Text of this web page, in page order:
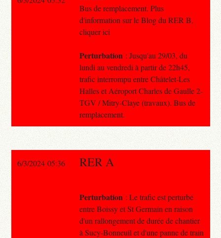
Bus de remplacement. Plus
d'information sur le Blog du RER B,
cliquer ici
Perturbation : Jusqu'au 29/03, du
lundi au vendredi à partir de 22h45,
trafic interrompu entre Châtelet-Les
Halles et Aéroport Charles de Gaulle 2-
TGV / Mitry-Claye (travaux). Bus de
remplacement.
6/3/2024 05:36 RER A
Perturbation : Le trafic est perturbé
entre Boissy et St Germain en raison
d'un rallongement de durée de chantier
à Sucy-Bonneuil et d'une panne de train